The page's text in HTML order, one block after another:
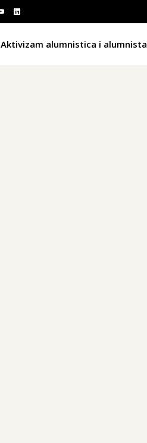
Aktivizam alumnistica i alumnista